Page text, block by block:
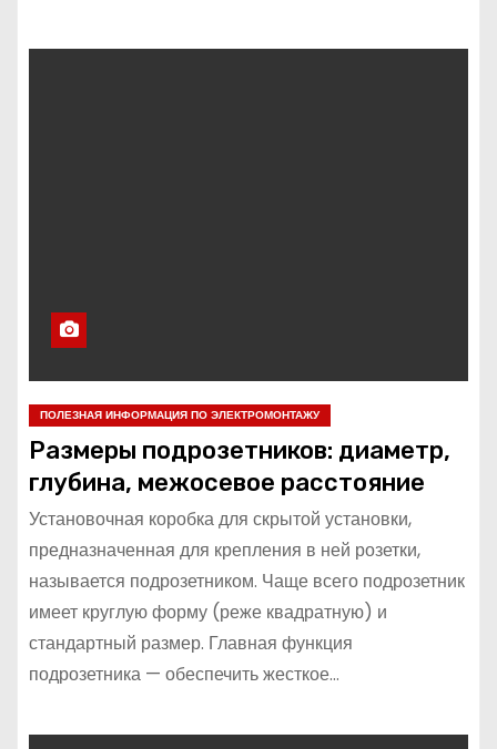
ПОЛЕЗНАЯ ИНФОРМАЦИЯ ПО ЭЛЕКТРОМОНТАЖУ
Размеры подрозетников: диаметр,
глубина, межосевое расстояние
Установочная коробка для скрытой установки,
предназначенная для крепления в ней розетки,
называется подрозетником. Чаще всего подрозетник
имеет круглую форму (реже квадратную) и
стандартный размер. Главная функция
подрозетника — обеспечить жесткое…